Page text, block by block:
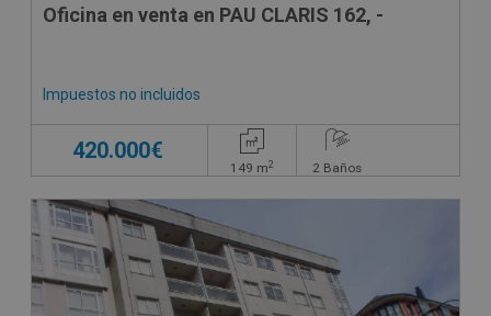
Oficina en venta en PAU CLARIS 162, -
Impuestos no incluidos
420.000€
149 m2 2 Baños